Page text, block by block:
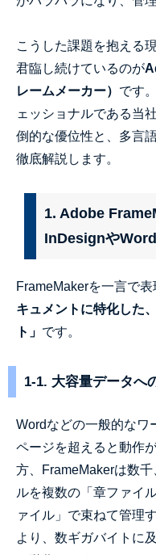
こうした課題を抱える
君臨し続けているのが
レームメーカー） です
ェッショナルである当
倒的な優位性と、多言
徹底解説します。
1. Adobe
InDesignや
FrameMakerを一言で表
キュメントに特化した
ト」 です。
1-1. 大容量データへ
Wordなどの一般的なワ
ページを超えると動作
方、FrameMakerは数
ルを複数の「章ファイ
ァイル」で束ねて管理
より、数ギガバイトに